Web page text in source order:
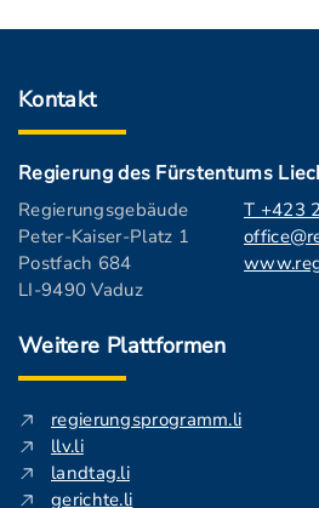
Kontakt
Regierung des Fürstentums
Regierungsgebäude
Peter-Kaiser-Platz 1
Postfach 684
LI-9490 Vaduz
T +423
Weitere Plattformen
regierungsprogramm.li
llv.li
landtag.li
gerichte.li